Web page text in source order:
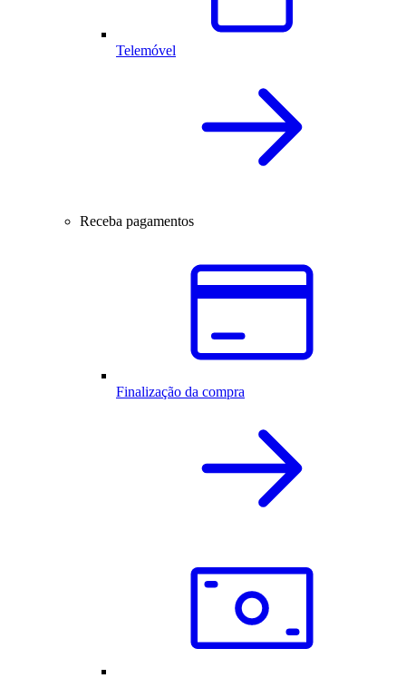
Telemóvel
Receba pagamentos
Finalização da compra